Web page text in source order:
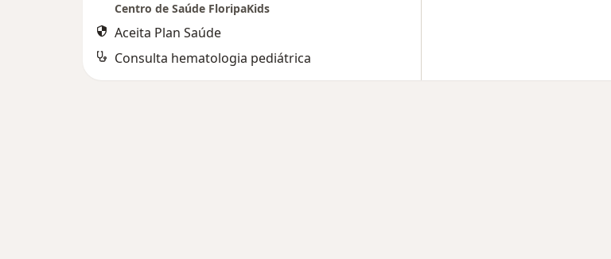
Centro de Saúde FloripaKids
Aceita Plan Saúde
Consulta hematologia pediátrica